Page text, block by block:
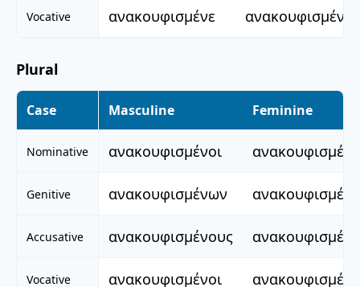
Vocative ανακουφισμένε ανακουφισμένη
Plural
Case Masculine Feminine
Nominative ανακουφισμένοι
Genitive ανακουφισμένων
Accusative ανακουφισμένους
Vocative ανακουφισμένοι